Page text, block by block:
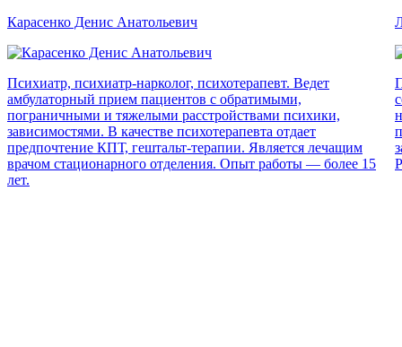
Карасенко Денис Анатольевич
Психиатр, психиатр-нарколог, психотерапевт. Ведет
амбулаторный прием пациентов с обратимыми,
пограничными и тяжелыми расстройствами психики,
зависимостями. В качестве психотерапевта отдает
предпочтение КПТ, гештальт-терапии. Является лечащим
врачом стационарного отделения. Опыт работы — более 15
лет.